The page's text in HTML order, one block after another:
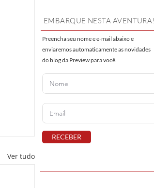
Ver tudo
EMBARQUE NESTA AVENTURA!
Preencha seu nome e e-mail abaixo e
enviaremos automaticamente as novidades
do blog da Preview para você.
RECEBER